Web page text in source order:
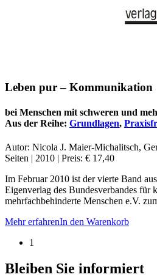
Leben pur – Kommunikation
bei Menschen mit schweren und
Aus der Reihe: Grundlagen,
Autor: Nicola J. Maier-Michalitsch,
Seiten | 2010 | Preis: € 17,40
Im Februar 2010 ist der vierte Band
Eigenverlag des Bundesverbandes für
mehrfachbehinderte Menschen e.V.
Mehr erfahrenIn den Warenkorb
1
Bleiben Sie informiert